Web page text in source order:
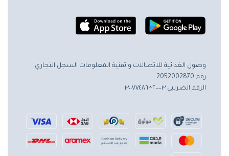
وصول الغذائية للاتصالات و تقنية المعلومات السجل التجاري
رقم 2052002870
الرقم الضريبي ٣٠٠٧٧٤٨٦٣٢٠٠٠٠٣